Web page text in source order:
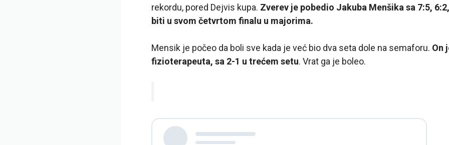
rekordu, pored Dejvis kupa. Zverev je pobedio Jakuba Menšika sa 7:5,
biti u svom četvrtom finalu u majorima.
Mensik je počeo da boli sve kada je već bio dva seta dole na semaforu. On
fizioterapeuta, sa 2-1 u trećem setu. Vrat ga je boleo.